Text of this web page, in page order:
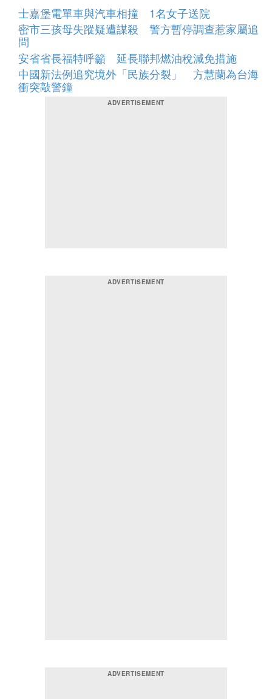
士嘉堡電單車與汽車相撞 1名女子送院
密市三孩母失蹤疑遭謀殺 警方暫停調查惹家屬追
問
安省省長福特呼籲 延長聯邦燃油稅減免措施
中國新法例追究境外「民族分裂」 方慧蘭為台海
衝突敲警鐘